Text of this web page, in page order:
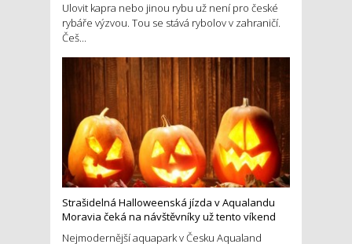
Ulovit kapra nebo jinou rybu už není pro české
rybáře výzvou. Tou se stává rybolov v zahraničí.
Češ...
Strašidelná Halloweenská jízda v Aqualandu
Moravia čeká na návštěvníky už tento víkend
Nejmodernější aquapark v Česku Aqualand